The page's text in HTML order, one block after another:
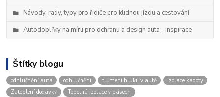
Návody, rady, typy pro řidiče pro klidnou jízdu a cestování
Autodoplňky na míru pro ochranu a design auta - inspirace
Štítky blogu
odhlučnění auta odhlučnění tlumení hluku v autě
izolace kapoty
Zateplení dodávky
Tepelná izolace v pásech